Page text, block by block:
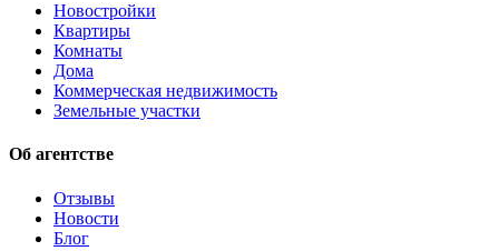
Новостройки
Квартиры
Комнаты
Дома
Коммерческая недвижимость
Земельные участки
Об агентстве
Отзывы
Новости
Блог